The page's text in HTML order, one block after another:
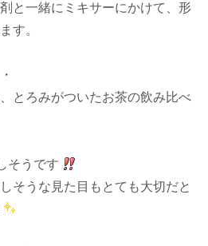
と一緒にミキサーにかけて、形
す。
とろみがついたお茶の飲み比べ
そうです
そうな見た目もとても大切だと